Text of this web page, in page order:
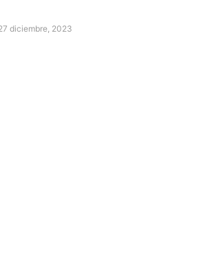
diciembre, 2023